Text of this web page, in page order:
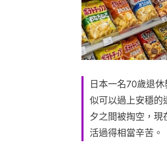
日本一名70歲退
似可以過上安穩的
夕之間被掏空，現
活過得相當辛苦。